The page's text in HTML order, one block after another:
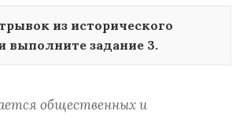
из исторического
выполните задание 3.
общественных и